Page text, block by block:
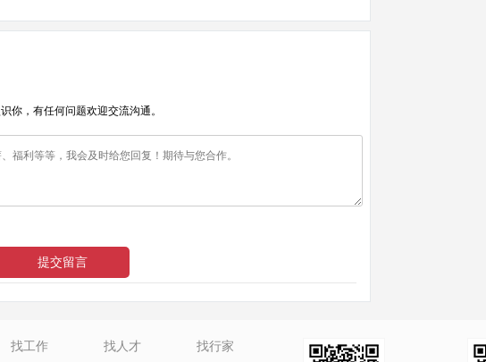
你，有任何问题欢迎交流沟通。
找工作 找人才 找行家